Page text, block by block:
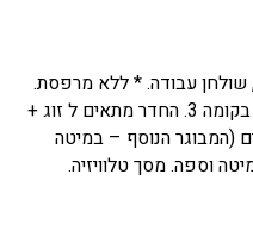
שולחן עבודה. * ללא מרפסת.
* חדר רחצה עם אמבטיה. * ממוקם בקומה 3. החדר מתאים ל זוג +
מבוגרים (המבוגר הנוסף – במיטה
וספה. מסך טלוויזיה.